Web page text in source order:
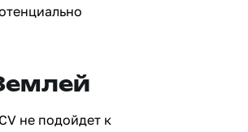
не подойдет к